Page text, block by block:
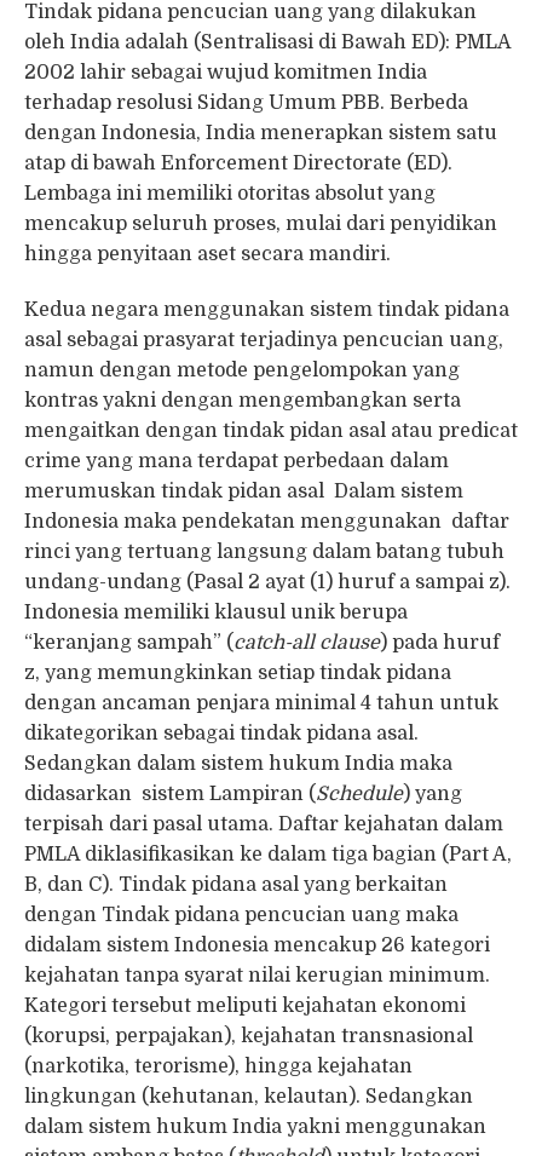
Tindak pidana pencucian uang yang dilakukan
oleh India adalah (Sentralisasi di Bawah ED): PMLA
2002 lahir sebagai wujud komitmen India
terhadap resolusi Sidang Umum PBB. Berbeda
dengan Indonesia, India menerapkan sistem satu
atap di bawah Enforcement Directorate (ED).
Lembaga ini memiliki otoritas absolut yang
mencakup seluruh proses, mulai dari penyidikan
hingga penyitaan aset secara mandiri.
Kedua negara menggunakan sistem tindak pidana
asal sebagai prasyarat terjadinya pencucian uang,
namun dengan metode pengelompokan yang
kontras yakni dengan mengembangkan serta
mengaitkan dengan tindak pidan asal atau predicat
crime yang mana terdapat perbedaan dalam
merumuskan tindak pidan asal Dalam sistem
Indonesia maka pendekatan menggunakan daftar
rinci yang tertuang langsung dalam batang tubuh
undang-undang (Pasal 2 ayat (1) huruf a sampai z).
Indonesia memiliki klausul unik berupa
“keranjang sampah” (catch-all clause) pada huruf
z, yang memungkinkan setiap tindak pidana
dengan ancaman penjara minimal 4 tahun untuk
dikategorikan sebagai tindak pidana asal.
Sedangkan dalam sistem hukum India maka
didasarkan sistem Lampiran (Schedule) yang
terpisah dari pasal utama. Daftar kejahatan dalam
PMLA diklasifikasikan ke dalam tiga bagian (Part A,
B, dan C). Tindak pidana asal yang berkaitan
dengan Tindak pidana pencucian uang maka
didalam sistem Indonesia mencakup 26 kategori
kejahatan tanpa syarat nilai kerugian minimum.
Kategori tersebut meliputi kejahatan ekonomi
(korupsi, perpajakan), kejahatan transnasional
(narkotika, terorisme), hingga kejahatan
lingkungan (kehutanan, kelautan). Sedangkan
dalam sistem hukum India yakni menggunakan